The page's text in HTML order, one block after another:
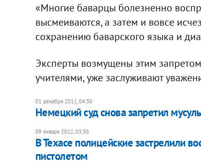
«Многие баварцы болезненно
высмеиваются, а затем и вовсе
сохранению баварского языка и
Эксперты возмущены этим
учителями, уже заслуживают
01 декабря 2011, 04:30
Немецкий суд снова запретил
09 января 2012, 03:30
В Техасе полицейские застрелили
пистолетом